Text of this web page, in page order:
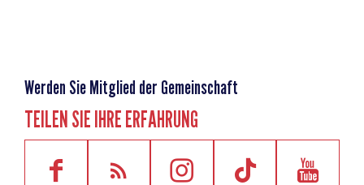
Werden Sie Mitglied der Gemeinschaft
TEILEN SIE IHRE ERFAHRUNG